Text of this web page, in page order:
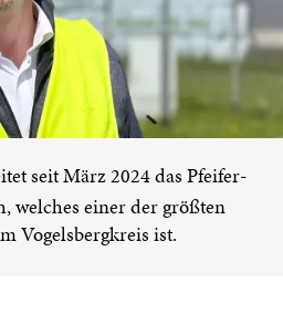
seit März 2024 das Pfeifer-
welches einer der größten
Vogelsbergkreis ist.